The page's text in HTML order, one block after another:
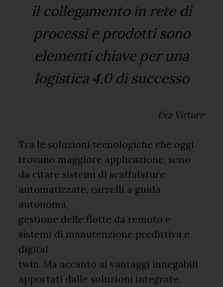
il collegamento in rete di
processi e prodotti sono
elementi chiave per una
logistica 4.0 di successo
Eva Virture
Tra le soluzioni tecnologiche che oggi
trovano maggiore applicazione, sono
da citare sistemi di scaffalature
automatizzate, carrelli a guida
autonoma,
gestione delle flotte da remoto e
sistemi di manutenzione predittiva e
digital
twin. Ma accanto ai vantaggi innegabili
apportati dalle soluzioni integrate,